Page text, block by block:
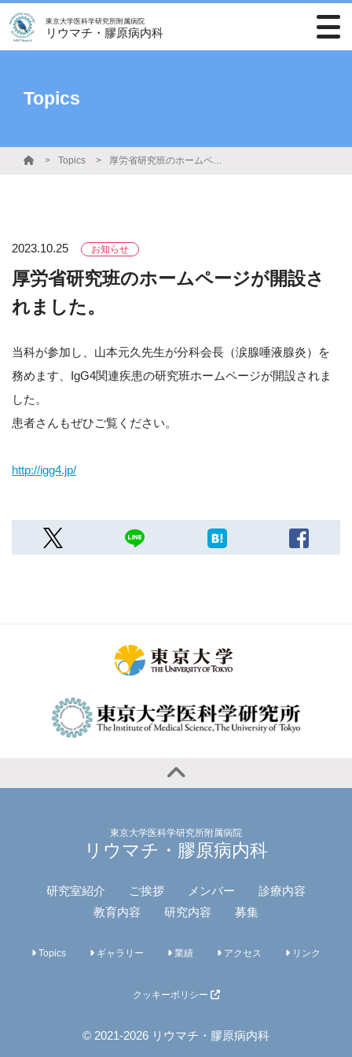
東京大学医科学研究所附属病院
リウマチ・膠原病内科
Topics
Topics 厚労省研究班のホームページが開設されました。
2023.10.25 お知らせ
厚労省研究班のホームページが開設さ
れました。
当科が参加し、山本元久先生が分科会長（涙腺唾液腺炎）を
務めます、IgG4関連疾患の研究班ホームページが開設されま
した。
患者さんもぜひご覧ください。
http://igg4.jp/
東京大学医科学研究所附属病院
リウマチ・膠原病内科
研究室紹介 ご挨拶 メンバー
診療内容
教育内容
研究内容 募集
Topics ギャラリー 業績 アクセス リンク
クッキーポリシー
© 2021-2026 リウマチ・膠原病内科